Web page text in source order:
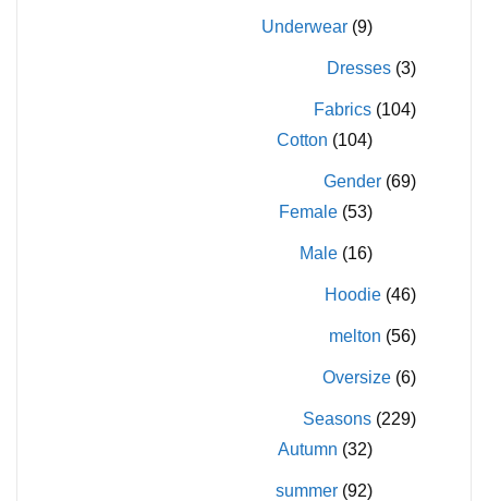
Underwear (9)
Dresses (3)
Fabrics (104)
Cotton (104)
Gender (69)
Female (53)
Male (16)
Hoodie (46)
melton (56)
Oversize (6)
Seasons (229)
Autumn (32)
summer (92)